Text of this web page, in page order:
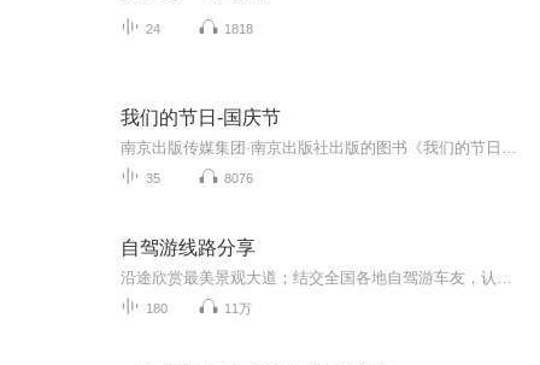
24 1818
我们的节日-国庆节
35 8076
自驾游线路分享
180 11万